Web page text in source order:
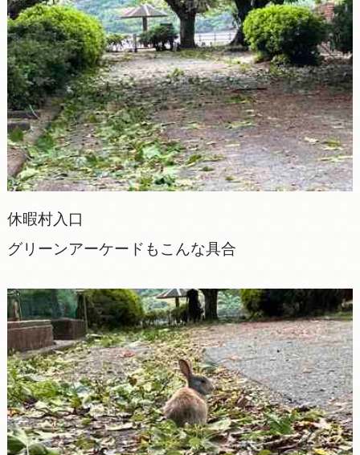
休暇村入口
グリーンアーケードもこんな具合